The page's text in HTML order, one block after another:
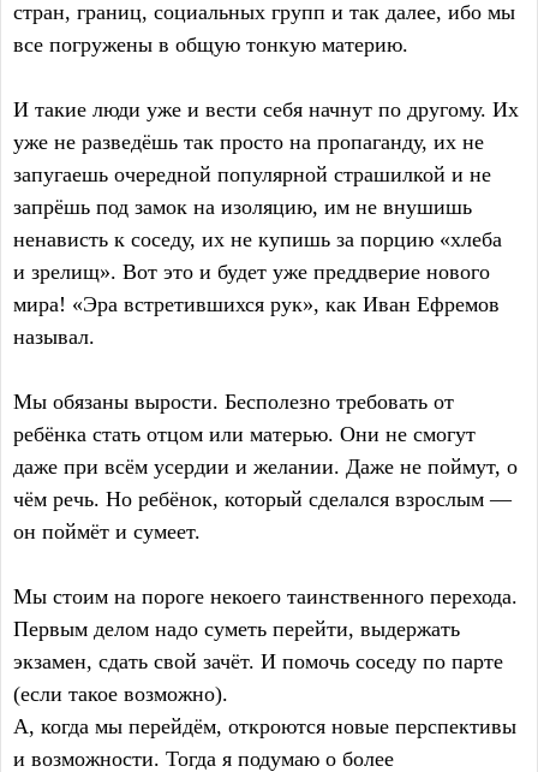
стран, границ, социальных групп и так далее, ибо мы
все погружены в общую тонкую материю.
И такие люди уже и вести себя начнут по другому. Их
уже не разведёшь так просто на пропаганду, их не
запугаешь очередной популярной страшилкой и не
запрёшь под замок на изоляцию, им не внушишь
ненависть к соседу, их не купишь за порцию «хлеба
и зрелищ». Вот это и будет уже преддверие нового
мира! «Эра встретившихся рук», как Иван Ефремов
называл.
Мы обязаны вырости. Бесполезно требовать от
ребёнка стать отцом или матерью. Они не смогут
даже при всём усердии и желании. Даже не поймут, о
чём речь. Но ребёнок, который сделался взрослым —
он поймёт и сумеет.
Мы стоим на пороге некоего таинственного перехода.
Первым делом надо суметь перейти, выдержать
экзамен, сдать свой зачёт. И помочь соседу по парте
(если такое возможно).
А, когда мы перейдём, откроются новые перспективы
и возможности. Тогда я подумаю о более